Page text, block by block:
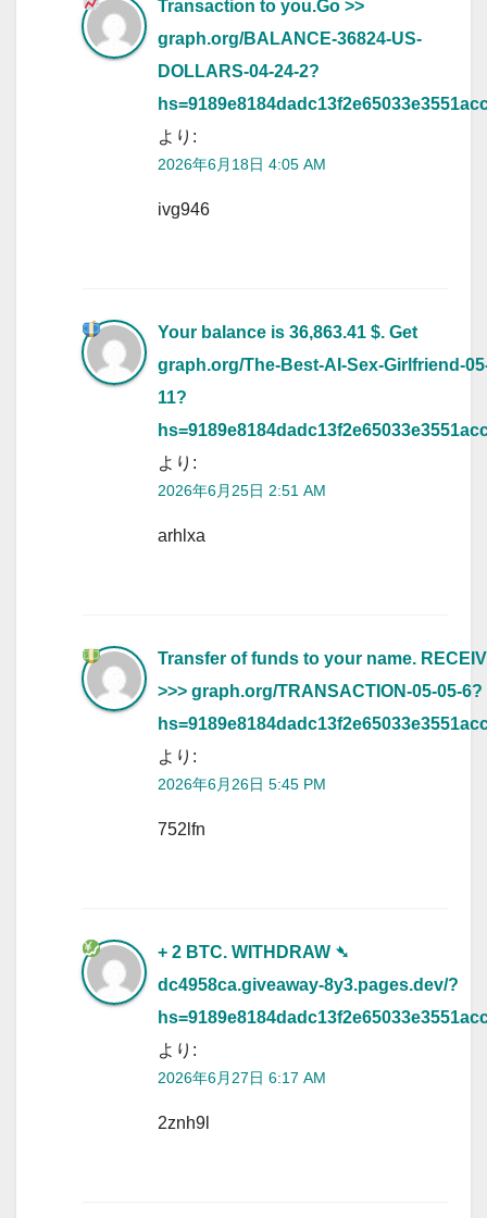
Transaction to you.Go >>
graph.org/BALANCE-36824-US-
DOLLARS-04-24-2?
より:
2026年6月18日 4:05 AM
ivg946
Your balance is 36,863.41 $. Get
graph.org/The-Best-AI-Sex-Girlfriend-
11?
より:
2026年6月25日 2:51 AM
arhlxa
Transfer of funds to your name.
>>> graph.org/TRANSACTION-05-05-6?
より:
2026年6月26日 5:45 PM
752lfn
+ 2 BTC. WITHDRAW ➴
dc4958ca.giveaway-8y3.pages.dev/?
より:
2026年6月27日 6:17 AM
2znh9l